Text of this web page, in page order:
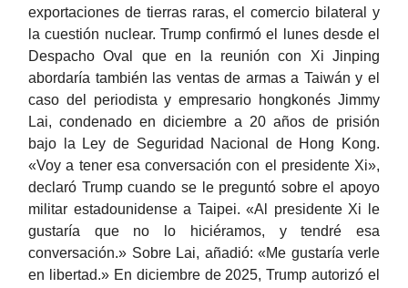
exportaciones de tierras raras, el comercio bilateral y
la cuestión nuclear. Trump confirmó el lunes desde el
Despacho Oval que en la reunión con Xi Jinping
abordaría también las ventas de armas a Taiwán y el
caso del periodista y empresario hongkonés Jimmy
Lai, condenado en diciembre a 20 años de prisión
bajo la Ley de Seguridad Nacional de Hong Kong.
«Voy a tener esa conversación con el presidente Xi»,
declaró Trump cuando se le preguntó sobre el apoyo
militar estadounidense a Taipei. «Al presidente Xi le
gustaría que no lo hiciéramos, y tendré esa
conversación.» Sobre Lai, añadió: «Me gustaría verle
en libertad.» En diciembre de 2025, Trump autorizó el